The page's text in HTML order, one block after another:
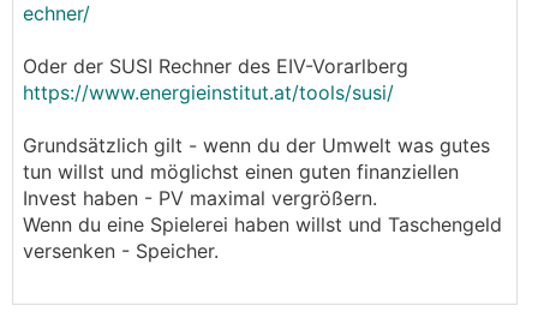
echner/
Oder der SUSI Rechner des EIV-Vorarlberg
https://www.energieinstitut.at/tools/susi/
Grundsätzlich gilt - wenn du der Umwelt was gutes
tun willst und möglichst einen guten finanziellen
Invest haben - PV maximal vergrößern.
Wenn du eine Spielerei haben willst und Taschengeld
versenken - Speicher.